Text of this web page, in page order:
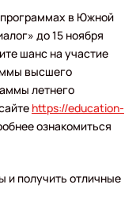
в Южной
до 15 ноября
шанс на участие
высшего
летнего
https://education-
ознакомиться
и получить отличные